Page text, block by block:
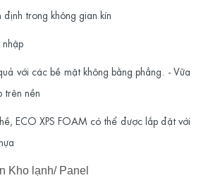
trong không gian kín
với các bề mặt không bằng phẳng. - Vữa
trên nền
ECO XPS FOAM có thể được lắp đặt với
Kho lạnh/ Panel